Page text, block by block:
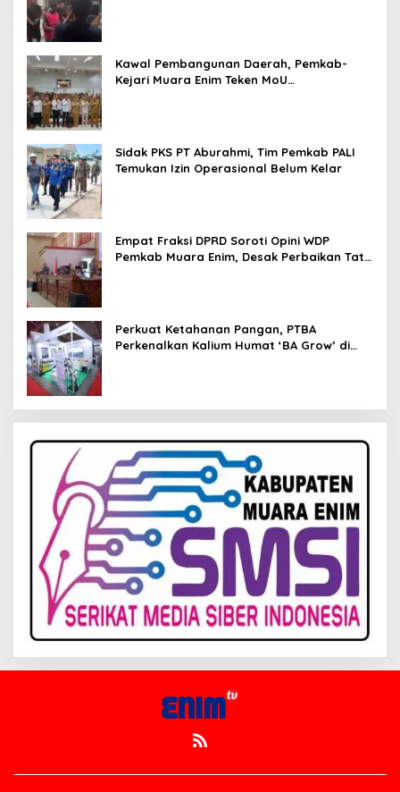
Kawal Pembangunan Daerah, Pemkab-
Kejari Muara Enim Teken MoU
Sidak PKS PT Aburahmi, Tim Pemkab PALI
Temukan Izin Operasional Belum Kelar
Empat Fraksi DPRD Soroti Opini WDP
Pemkab Muara Enim, Desak Perbaikan Tata
Perkuat Ketahanan Pangan, PTBA
Perkenalkan Kalium Humat ‘BA Grow’ di